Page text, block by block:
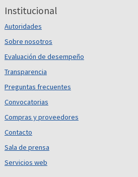
Institucional
Autoridades
Sobre nosotros
Evaluación de desempeño
Transparencia
Preguntas frecuentes
Convocatorias
Compras y proveedores
Contacto
Sala de prensa
Servicios web